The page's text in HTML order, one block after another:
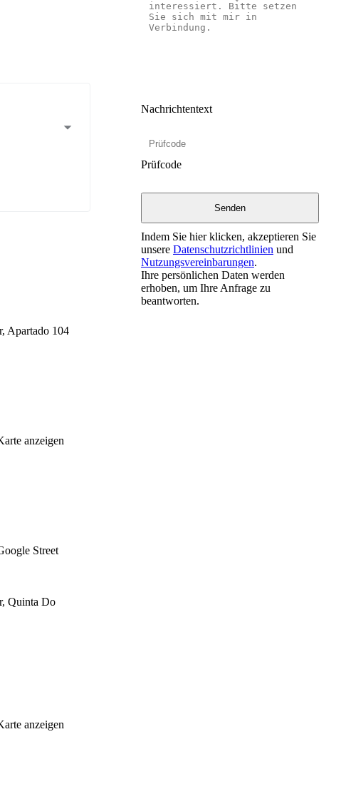
Nachrichtentext
Prüfcode
Indem Sie hier klicken, akzeptieren Sie
unsere Datenschutzrichtlinien und
Nutzungsvereinbarungen.
Ihre persönlichen Daten werden
erhoben, um Ihre Anfrage zu
beantworten.
Apartado 104
anzeigen
Street
Quinta Do
anzeigen